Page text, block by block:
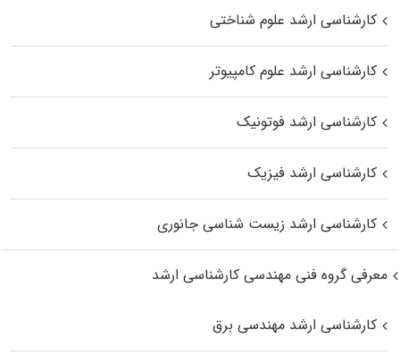
کارشناسی ارشد علوم شناختی
کارشناسی ارشد علوم کامپیوتر
کارشناسی ارشد فوتونیک
کارشناسی ارشد فیزیک
کارشناسی ارشد زیست‌ شناسی جانوری
معرفی گروه فنی مهندسی کارشناسی ارشد
کارشناسی ارشد مهندسی برق